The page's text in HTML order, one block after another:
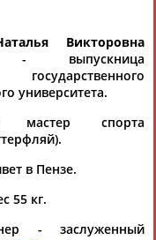
поиск
Юлия
АБАЛАКИНА
Викторовна
- выпускница
государственного
университета.
мастер спорта
в Пензе.
55 кг.
- заслуженный